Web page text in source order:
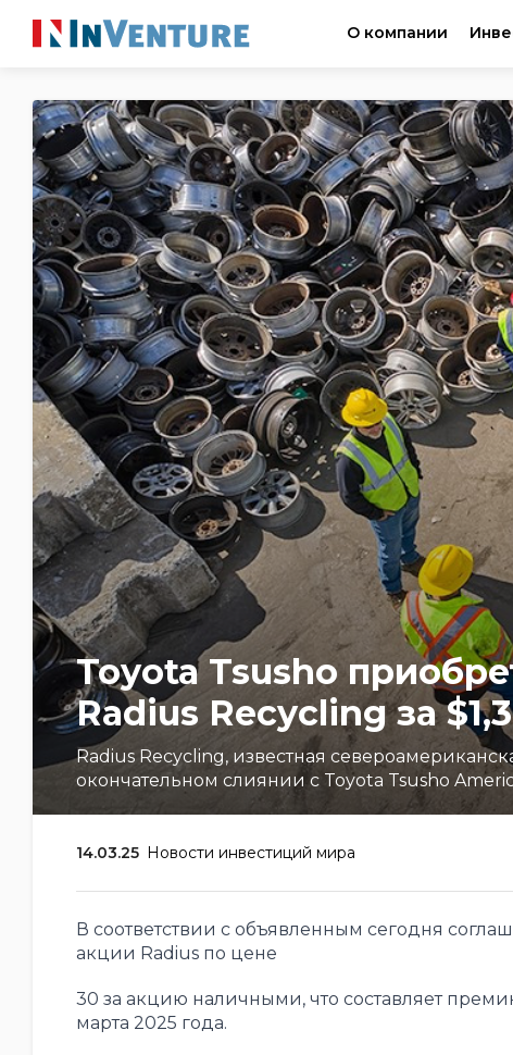
О компании
Toyota Tsusho
Radius Recycling за
Radius Recycling, известная
окончательном слиянии с Toyota Tsusho
14.03.25 Новости инвестиций мира
В соответствии с объявленным сегодня
акции Radius по цене
30 за акцию наличными, что составляет
марта 2025 года.